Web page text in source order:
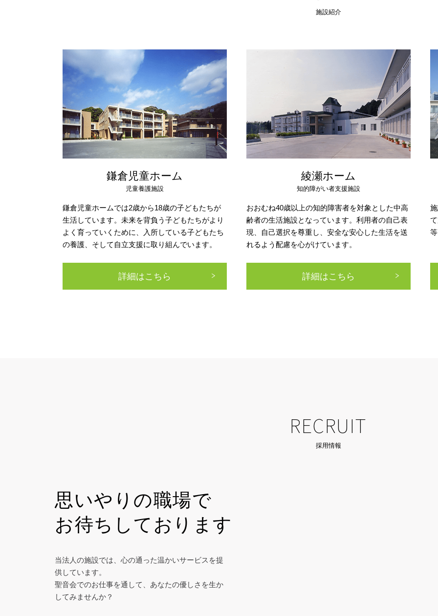
施設紹介
鎌倉児童ホーム
児童養護施設
鎌倉児童ホームでは2歳から18歳の子どもたちが
生活しています。未来を背負う子どもたちがより
よく育っていくために、入所している子どもたち
の養護、そして自立支援に取り組んでいます。
詳細はこちら
綾瀬ホーム
知的障がい者支援施設
おおむね40歳以上の知的障害者を対象とした中高
齢者の生活施設となっています。利用者の自己表
現、自己選択を尊重し、安全な安心した生活を送
れるよう配慮を心がけています。
詳細はこちら
RECRUIT
採用情報
思いやりの職場で
お待ちしております
当法人の施設では、心の通った温かいサービスを提
供しています。
聖音会でのお仕事を通して、あなたの優しさを生か
してみませんか？